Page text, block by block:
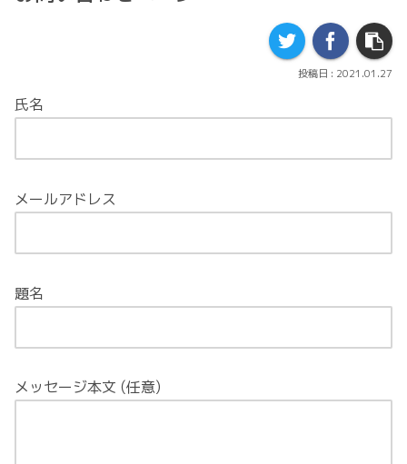
2021.01.27
氏名
メールアドレス
題名
メッセージ本文 (任意)